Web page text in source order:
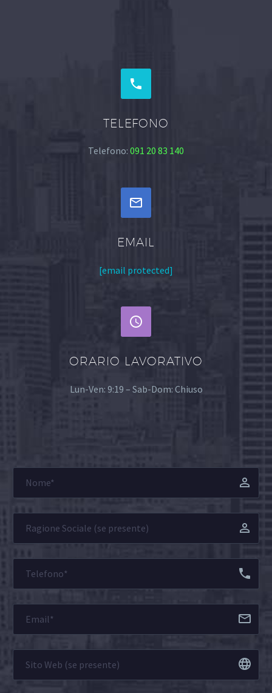


TELEFONO
Telefono: 091 20 83 140


EMAIL
[email protected]


ORARIO LAVORATIVO
Lun-Ven: 9:19 – Sab-Dom: Chiuso